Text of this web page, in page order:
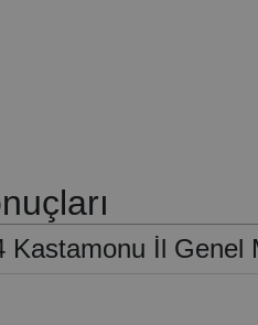
Kastamonu İl Genel